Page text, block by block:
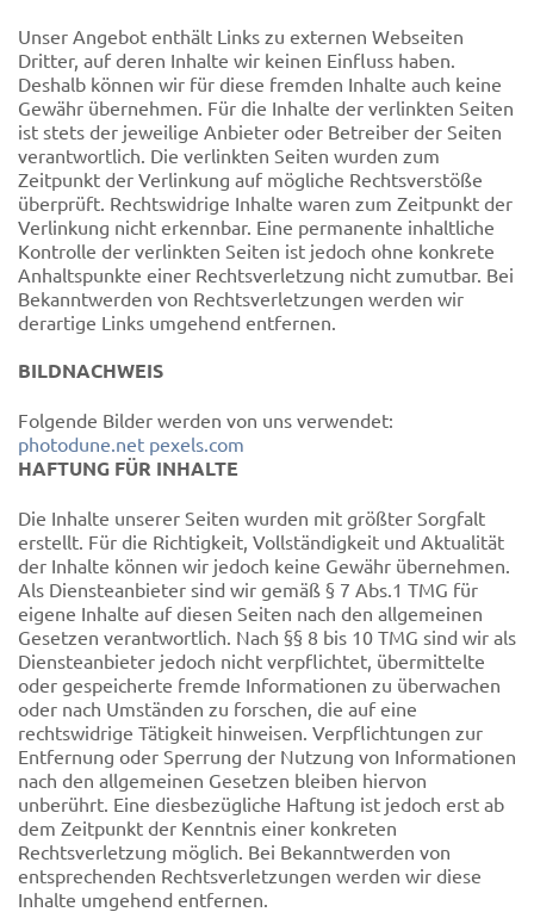
Unser Angebot enthält Links zu externen Webseiten
Dritter, auf deren Inhalte wir keinen Einfluss haben.
Deshalb können wir für diese fremden Inhalte auch keine
Gewähr übernehmen. Für die Inhalte der verlinkten Seiten
ist stets der jeweilige Anbieter oder Betreiber der Seiten
verantwortlich. Die verlinkten Seiten wurden zum
Zeitpunkt der Verlinkung auf mögliche Rechtsverstöße
überprüft. Rechtswidrige Inhalte waren zum Zeitpunkt der
Verlinkung nicht erkennbar. Eine permanente inhaltliche
Kontrolle der verlinkten Seiten ist jedoch ohne konkrete
Anhaltspunkte einer Rechtsverletzung nicht zumutbar. Bei
Bekanntwerden von Rechtsverletzungen werden wir
derartige Links umgehend entfernen.
BILDNACHWEIS
Folgende Bilder werden von uns verwendet:
photodune.net pexels.com
HAFTUNG FÜR INHALTE
Die Inhalte unserer Seiten wurden mit größter Sorgfalt
erstellt. Für die Richtigkeit, Vollständigkeit und Aktualität
der Inhalte können wir jedoch keine Gewähr übernehmen.
Als Diensteanbieter sind wir gemäß § 7 Abs.1 TMG für
eigene Inhalte auf diesen Seiten nach den allgemeinen
Gesetzen verantwortlich. Nach §§ 8 bis 10 TMG sind wir als
Diensteanbieter jedoch nicht verpflichtet, übermittelte
oder gespeicherte fremde Informationen zu überwachen
oder nach Umständen zu forschen, die auf eine
rechtswidrige Tätigkeit hinweisen. Verpflichtungen zur
Entfernung oder Sperrung der Nutzung von Informationen
nach den allgemeinen Gesetzen bleiben hiervon
unberührt. Eine diesbezügliche Haftung ist jedoch erst ab
dem Zeitpunkt der Kenntnis einer konkreten
Rechtsverletzung möglich. Bei Bekanntwerden von
entsprechenden Rechtsverletzungen werden wir diese
Inhalte umgehend entfernen.